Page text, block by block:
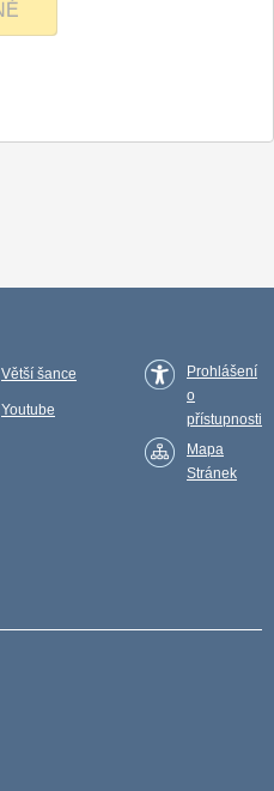
Větší šance
Youtube
Prohlášení
o
přístupnosti
Mapa
Stránek